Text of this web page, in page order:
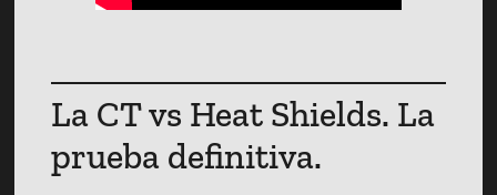
La CT vs Heat Shields. La
prueba definitiva.